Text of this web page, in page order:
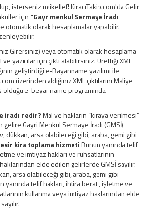
isterseniz mükellef! KiracıTakip.com'da Gelir
için "Gayrimenkul Sermaye İradı
otomatik olarak hesaplamalar yapabilir.
Girersiniz) veya otomatik olarak hesaplama
yazıcılar için çıktı alabilirsiniz. Ürettiği XML
geliştirdiği e-Bayanname yazılımı ile
üzerinden aldığınız XML çıktılarını Maliye
olduğu e-beyanname programında
iradı nedir?Mal ve hakların “kiraya verilmesi”
gelire Gayri Menkul Sermaye İradı (GMSİ)
dükkan, arsa olabileceği gibi, araba, gemi gibi
kira toplama hizmetiBunun yanında telif
ve imtiyaz hakları ve ruhsatlarının
elde edilen gelirlerde GMSİ sayılır.
arsa olabileceği gibi, araba, gemi gibi
yanında telif hakları, ihtira beratı, işletme ve
kullanma veya imtiyaz haklarından elde